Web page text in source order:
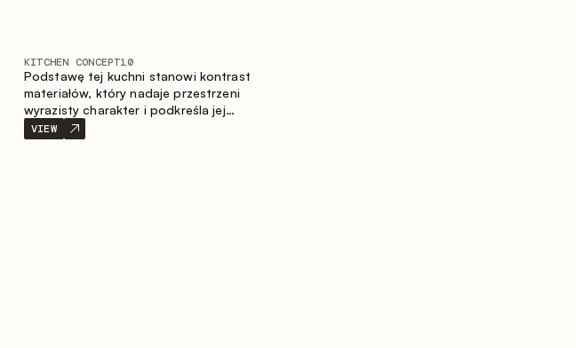
KITCHEN CONCEPT10
Podstawę tej kuchni stanowi kontrast
materiałów, który nadaje przestrzeni
wyrazisty charakter i podkreśla jej
indywidualność. Drewno, metal i szkło
tworzą spójną, zrównoważoną
VIEW